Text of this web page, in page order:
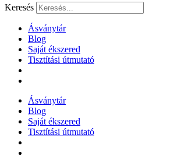
Keresés
Ásványtár
Blog
Saját ékszered
Tisztítási útmutató
Ásványtár
Blog
Saját ékszered
Tisztítási útmutató